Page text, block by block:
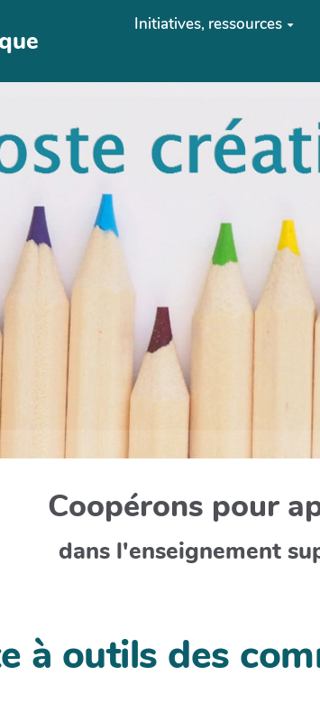
Initiatives, ressources
Coopérons pour
dans l'enseignement
à outils des